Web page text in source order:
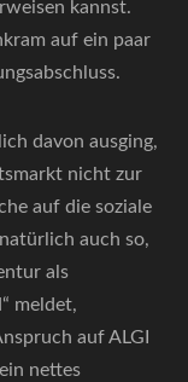
kannst.
auf ein paar
davon ausging,
nicht zur
auf die soziale
auch so,
als
meldet,
auf ALGI
nettes